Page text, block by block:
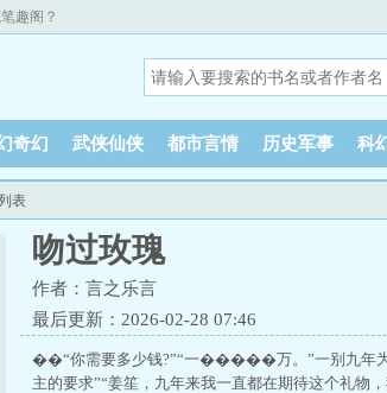
趣阁？
奇幻 武侠仙侠 都市言情 历史军事 科
表
吻过玫瑰
作者：言之乐言
最后更新：2026-02-28 07:46
��“你需要多少钱?”“一�����万。”一别九年
主的要求”“姜笙，九年来我一直都在期待这个礼物